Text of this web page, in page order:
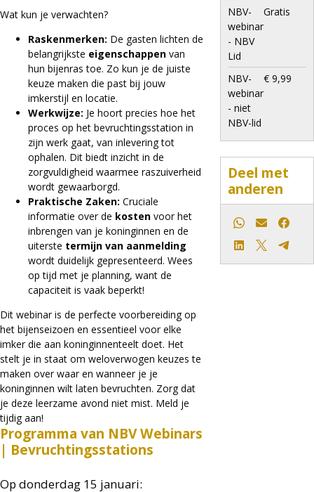
Wat kun je verwachten?
Raskenmerken: De gasten lichten de
belangrijkste eigenschappen van
hun bijenras toe. Zo kun je de juiste
keuze maken die past bij jouw
imkerstijl en locatie.
Werkwijze: Je hoort precies hoe het
proces op het bevruchtingsstation in
zijn werk gaat, van inlevering tot
ophalen. Dit biedt inzicht in de
zorgvuldigheid waarmee raszuiverheid
wordt gewaarborgd.
Praktische Zaken: Cruciale
informatie over de kosten voor het
inbrengen van je koninginnen en de
uiterste termijn van aanmelding
wordt duidelijk gepresenteerd. Wees
op tijd met je planning, want de
capaciteit is vaak beperkt!
Dit webinar is de perfecte voorbereiding op
het bijenseizoen en essentieel voor elke
imker die aan koninginnenteelt doet. Het
stelt je in staat om weloverwogen keuzes te
maken over waar en wanneer je je
koninginnen wilt laten bevruchten. Zorg dat
je deze leerzame avond niet mist. Meld je
tijdig aan!
Programma van NBV Webinars
| Bevruchtingsstations
Op donderdag 15 januari:
NBV-
webinar
- NBV
Lid
Gratis
NBV-
webinar
- niet
NBV-lid
€ 9,99
Deel met
anderen
Whatsapp
E-mail
LinkedIn
X